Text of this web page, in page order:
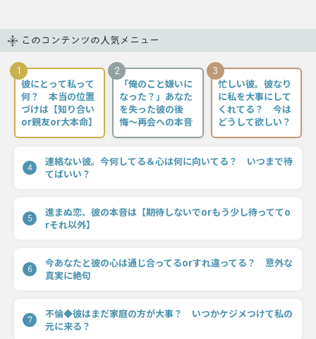
このコンテンツの人気メニュー
1
彼にとって私って
何？ 本当の位置
づけは【知り合い
or親友or大本命】
2
「俺のこと嫌いに
なった？」あなた
を失った彼の後
悔〜再会への本音
3
忙しい彼。彼なり
に私を大事にして
くれてる？ 今は
どうして欲しい？
4
連絡ない彼。今何してる＆心は何に向いてる？ いつまで待
てばいい？
5
進まぬ恋、彼の本音は【期待しないでorもう少し待っててo
rそれ以外】
6
今あなたと彼の心は通じ合ってるorすれ違ってる？ 意外な
真実に絶句
7
不倫◆彼はまだ家庭の方が大事？ いつかケジメつけて私の
元に来る？